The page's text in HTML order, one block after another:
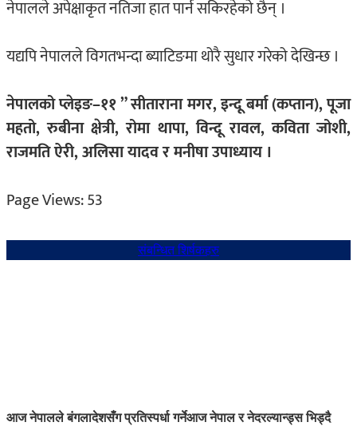
नेपालले अपेक्षाकृत नतिजा हात पार्न सकिरहेको छैन् ।
यद्यपि नेपालले विगतभन्दा ब्याटिङमा थोरै सुधार गरेको देखिन्छ ।
नेपालको प्लेइङ–११ ” सीताराना मगर, इन्दू बर्मा (कप्तान), पूजा
महतो, रुबीना क्षेत्री, रोमा थापा, विन्दू रावल, कविता जोशी,
राजमति ऐरी, अलिसा यादव र मनीषा उपाध्याय ।
Page Views:53
संबन्धित शिर्षकहरु
आज नेपालले बंगलादेशसँग प्रतिस्पर्धा गर्नेआज नेपाल र नेदरल्यान्ड्स भिड्दै